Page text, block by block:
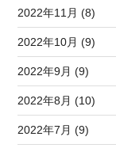
2022年11月 (8)
2022年10月 (9)
2022年9月 (9)
2022年8月 (10)
2022年7月 (9)